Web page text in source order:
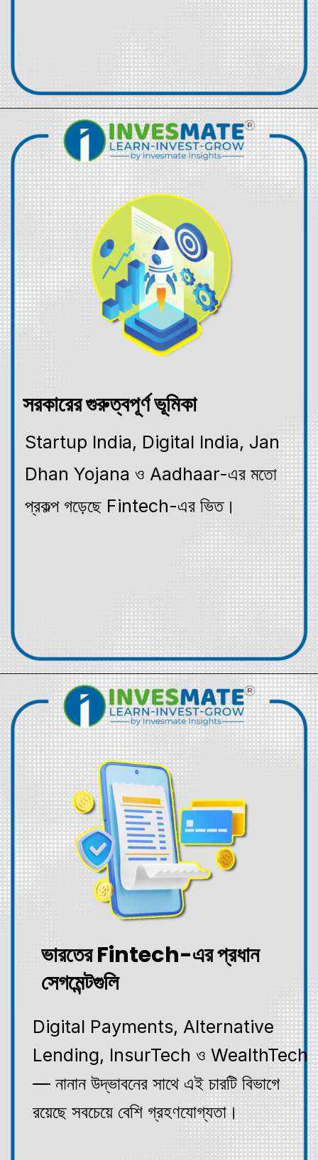
সরকারের গুরুত্বপূর্ণ ভূমিকা
Startup India, Digital India, Jan
Dhan Yojana ও Aadhaar-এর মতো
প্রকল্প গড়েছে Fintech-এর ভিত।
ভারতের Fintech-এর প্রধান
সেগমেন্টগুলি
Digital Payments, Alternative
Lending, InsurTech ও WealthTech
— নানান উদ্ভাবনের সাথে এই চারটি বিভাগে
রয়েছে সবচেয়ে বেশি গ্রহণযোগ্যতা।